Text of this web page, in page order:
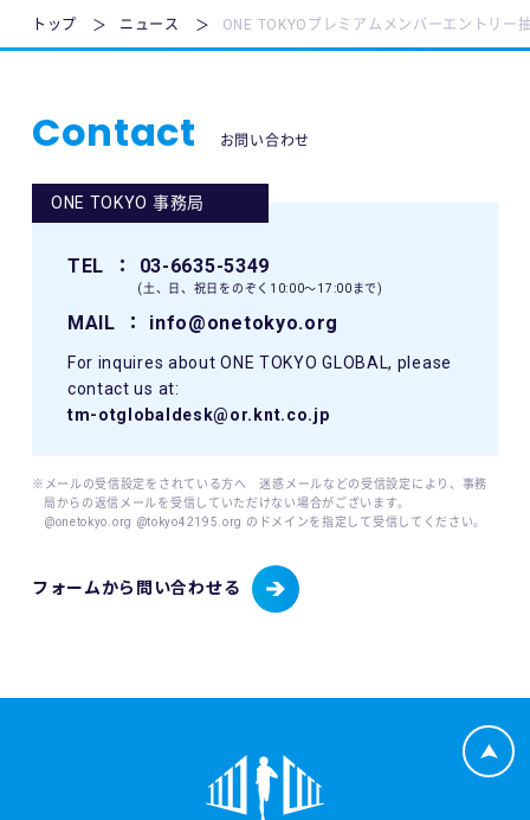
トップ ニュース ONE TOKYOプレミアムメンバーエントリー
Contact お問い合わせ
フォームから問い合わせる
ONE TOKYO 事務局
TEL ： 03-6635-5349
(土、日、祝日をのぞく10:00〜17:00まで)
MAIL ： info@onetokyo.org
For inquires about ONE TOKYO GLOBAL, please
contact us at:
tm-otglobaldesk@or.knt.co.jp
※メールの受信設定をされている方へ 迷惑メールなどの受信設定により、事務
局からの返信メールを受信していただけない場合がございます。
@onetokyo.org @tokyo42195.org のドメインを指定して受信してください。